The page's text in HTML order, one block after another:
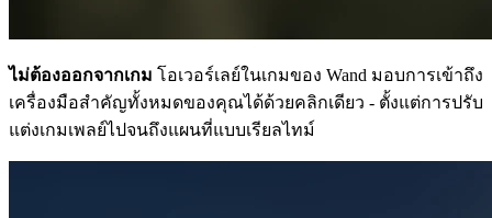
ไม่ต้องออกจากเกม โอเวอร์เลย์ในเกมของ Wand มอบการเข้าถึง
เครื่องมือสำคัญทั้งหมดของคุณได้ด้วยคลิกเดียว - ตั้งแต่การปรับ
แต่งเกมเพลย์ไปจนถึงแผนที่แบบเรียลไทม์